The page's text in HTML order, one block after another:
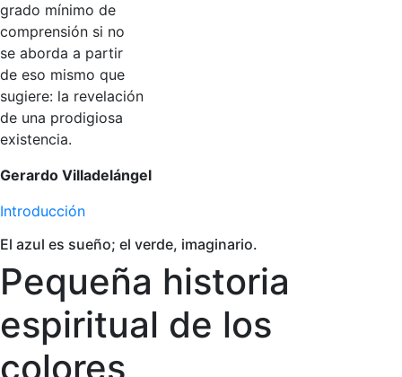
grado mínimo de
comprensión si no
se aborda a partir
de eso mismo que
sugiere: la revelación
de una prodigiosa
existencia.
Gerardo Villadelángel
Introducción
El azul es sueño; el verde, imaginario.
Pequeña historia
espiritual de los
colores